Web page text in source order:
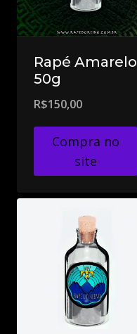
Rapé Amarelo
50g
R$150,00
Compra no
site